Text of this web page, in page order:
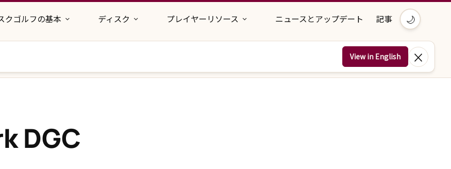
クゴルフの基本 ディスク プレイヤーリソース ニュースとアップデート 記事 🌙
View in English ×
DGC